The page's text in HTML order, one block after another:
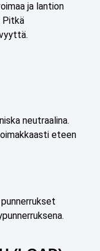
ja lantion
Pitkä
neutraalina.
eteen